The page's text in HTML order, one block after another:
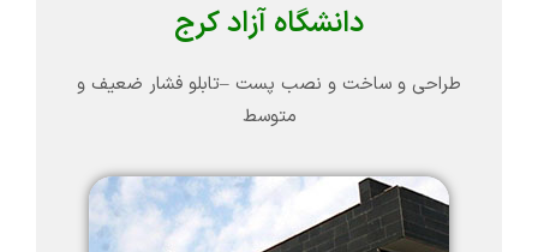
دانشگاه آزاد کرج
طراحی و ساخت و نصب پست –تابلو فشار ضعیف و
متوسط